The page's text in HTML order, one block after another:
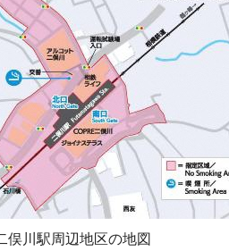
俣川駅周辺地区の地図